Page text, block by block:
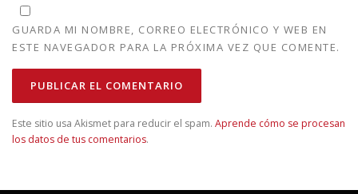
GUARDA MI NOMBRE, CORREO ELECTRÓNICO Y WEB EN
ESTE NAVEGADOR PARA LA PRÓXIMA VEZ QUE COMENTE.
Este sitio usa Akismet para reducir el spam. Aprende cómo se procesan
los datos de tus comentarios.